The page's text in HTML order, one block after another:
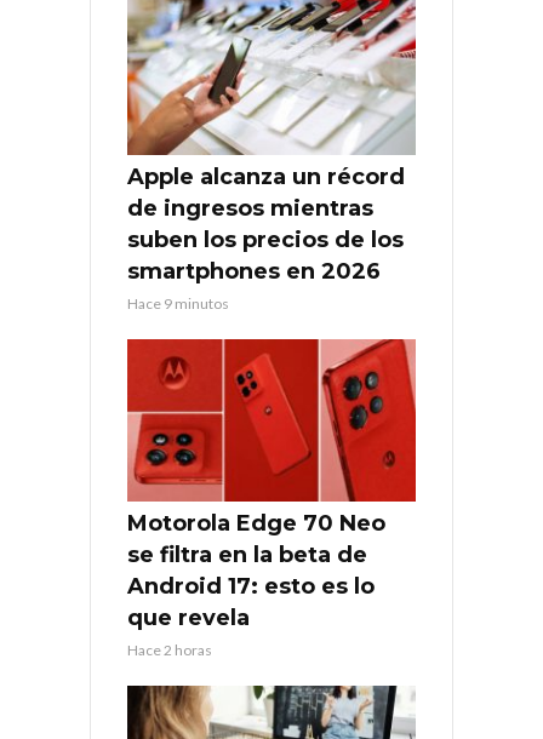
Apple alcanza un récord
de ingresos mientras
suben los precios de los
smartphones en 2026
Hace 9 minutos
Motorola Edge 70 Neo
se filtra en la beta de
Android 17: esto es lo
que revela
Hace 2 horas